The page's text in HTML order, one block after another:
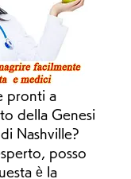
pronti a
della Genesi
Nashville?
posso
è la